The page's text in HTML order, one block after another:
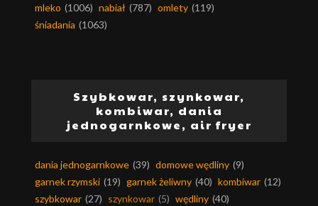
mleko (1006) nabiał (787) omlety (119)
śniadania (1063)
Szybkowar, szynkowar,
kombiwar, dania
jednogarnkowe, air fryer
dania jednogarnkowe (39) domowe wędliny (9)
garnek rzymski (19) garnek żeliwny (40) kombiwar (12)
szybkowar (27) szynkowar (5) wędliny (40)